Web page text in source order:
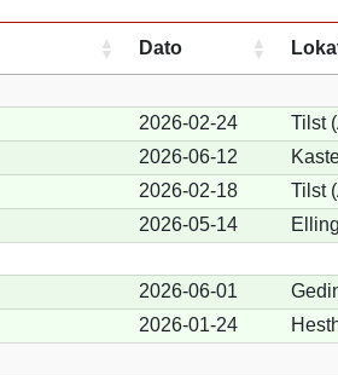
Dato
2026-02-24
Tilst
2026-06-12
2026-02-18
Tilst
2026-05-14
2026-06-01
2026-01-24